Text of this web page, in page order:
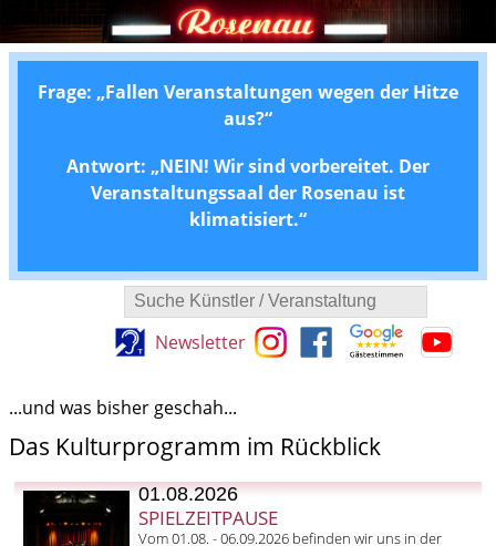
Frage: „Fallen Veranstaltungen wegen der Hitze
aus?“
Antwort: „NEIN! Wir sind vorbereitet. Der
Veranstaltungssaal der Rosenau ist
klimatisiert.“
Suche Künstler / Veranstaltung
Newsletter
...und was bisher geschah...
Das Kulturprogramm im Rückblick
01.08.2026
SPIELZEITPAUSE
Vom 01.08. - 06.09.2026 befinden wir uns in der